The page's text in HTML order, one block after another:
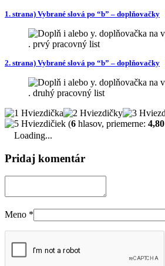
1. strana) Vybrané slová po “b” – doplňovačky
2. strana) Vybrané slová po “b” – doplňovačky
(6 hlasov, priemerne: 4,80
Loading...
Pridaj komentár
Meno *